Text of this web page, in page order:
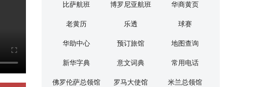
比萨航班 博罗尼亚航班 华商黄页
老黄历 乐透 球赛
华助中心 预订旅馆 地图查询
新华字典 意文词典 常用电话
佛罗伦萨总领馆 罗马大使馆 米兰总领馆